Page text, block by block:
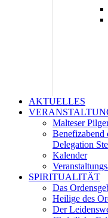
AKTUELLES
Malteser
Benefizabend
Delegation
Kalender
SPIRITUALITÄT
Das
Heilige des
Der